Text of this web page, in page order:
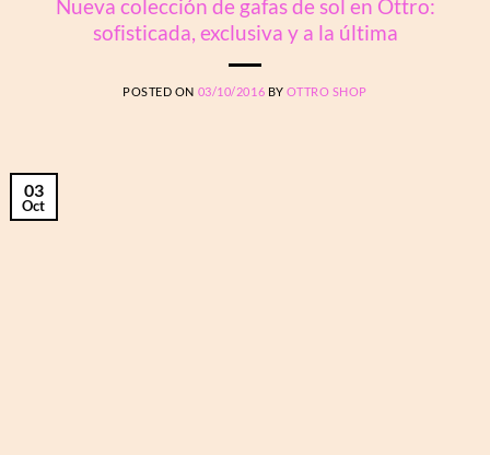
Nueva colección de gafas de sol en Ottro:
sofisticada, exclusiva y a la última
POSTED ON 03/10/2016 BYOTTRO SHOP
03
Oct